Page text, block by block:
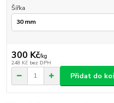
Šířka
300 Kč/kg
248 Kč bez DPH
Přidat do